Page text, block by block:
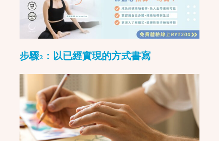
步驟2： 以已經實現的方式書寫